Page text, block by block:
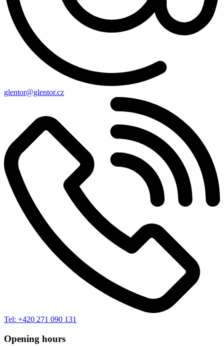
glentor@glentor.cz
Tel: +420 271 090 131
Opening hours